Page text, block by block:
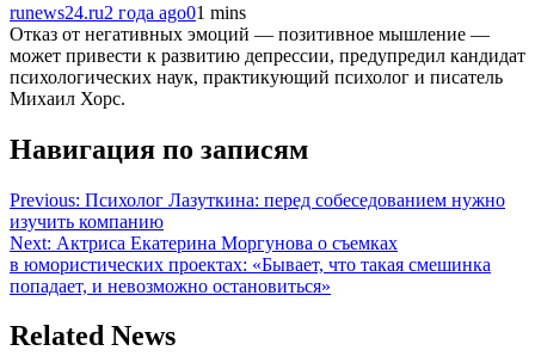
runews24.ru2 года ago01 mins
Отказ от негативных эмоций — позитивное мышление —
может привести к развитию депрессии, предупредил кандидат
психологических наук, практикующий психолог и писатель
Михаил Хорс.
Навигация по записям
Previous: Психолог Лазуткина: перед собеседованием нужно
изучить компанию
Next: Актриса Екатерина Моргунова о съемках
в юмористических проектах: «Бывает, что такая смешинка
попадает, и невозможно остановиться»
Related News